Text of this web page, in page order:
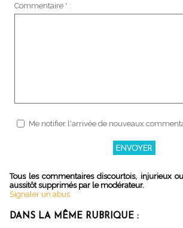
Commentaire * :
Me notifier l'arrivée de nouveaux
Tous les commentaires discourtois, injurieux
aussitôt supprimés par le modérateur.
Signaler un abus
DANS LA MÊME RUBRIQUE :